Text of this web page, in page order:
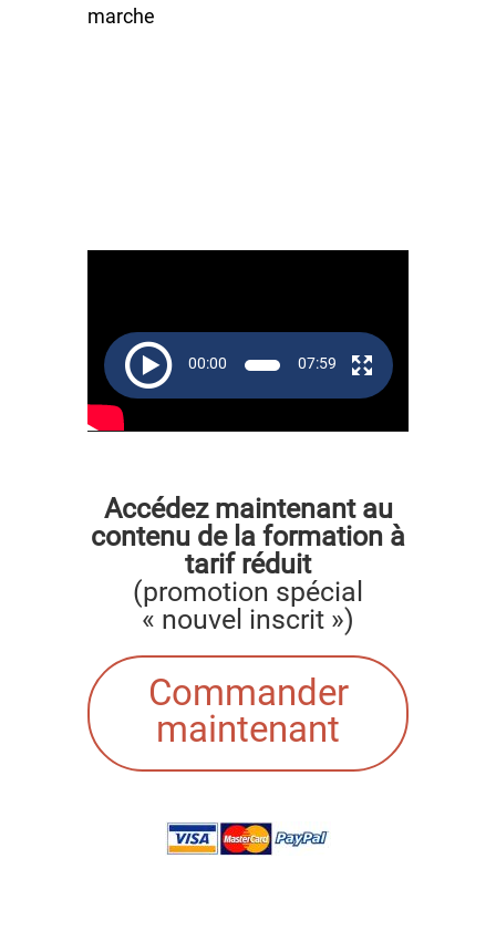
marche
00:00 07:59
Accédez maintenant au
contenu de la formation à
tarif réduit
(promotion spécial
« nouvel inscrit »)
Commander
maintenant